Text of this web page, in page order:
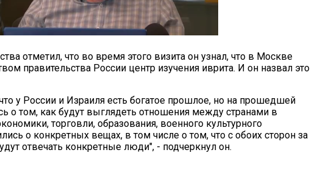
отметил, что во время этого визита он узнал, что в Москве
правительства России центр изучения иврита. И он назвал это
у России и Израиля есть богатое прошлое, но на прошедшей
о том, как будут выглядеть отношения между странами в
торговли, образования, военного культурного
о конкретных вещах, в том числе о том, что с обоих сторон за
отвечать конкретные люди", - подчеркнул он.